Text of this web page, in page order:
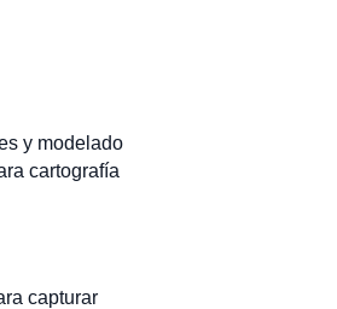
y modelado
cartografía
capturar